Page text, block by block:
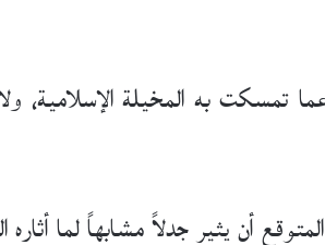
تمسكت به المخيلة الإسلامية،
أن يثير جدلاً مشابهاً لما